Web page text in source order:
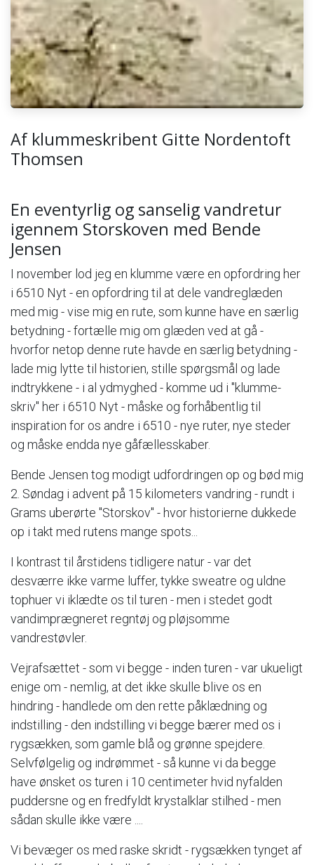
Af klummeskribent Gitte Nordentoft
Thomsen
En eventyrlig og sanselig vandretur
igennem Storskoven med Bende
Jensen
I november lod jeg en klumme være en opfordring her
i 6510 Nyt - en opfordring til at dele vandreglæden
med mig - vise mig en rute, som kunne have en særlig
betydning - fortælle mig om glæden ved at gå -
hvorfor netop denne rute havde en særlig betydning -
lade mig lytte til historien, stille spørgsmål og lade
indtrykkene - i al ydmyghed - komme ud i "klumme-
skriv" her i 6510 Nyt - måske og forhåbentlig til
inspiration for os andre i 6510 - nye ruter, nye steder
og måske endda nye gåfællesskaber.
Bende Jensen tog modigt udfordringen op og bød mig
2. Søndag i advent på 15 kilometers vandring - rundt i
Grams uberørte "Storskov" - hvor historierne dukkede
op i takt med rutens mange spots...
I kontrast til årstidens tidligere natur - var det
desværre ikke varme luffer, tykke sweatre og uldne
tophuer vi iklædte os til turen - men i stedet godt
vandimprægneret regntøj og pløjsomme
vandrestøvler.
Vejrafsættet - som vi begge - inden turen - var ukueligt
enige om - nemlig, at det ikke skulle blive os en
hindring - handlede om den rette påklædning og
indstilling - den indstilling vi begge bærer med os i
rygsækken, som gamle blå og grønne spejdere.
Selvfølgelig og indrømmet - så kunne vi da begge
have ønsket os turen i 10 centimeter hvid nyfalden
puddersne og en fredfyldt krystalklar stilhed - men
sådan skulle ikke være ....
Vi bevæger os med raske skridt - rygsækken tynget af